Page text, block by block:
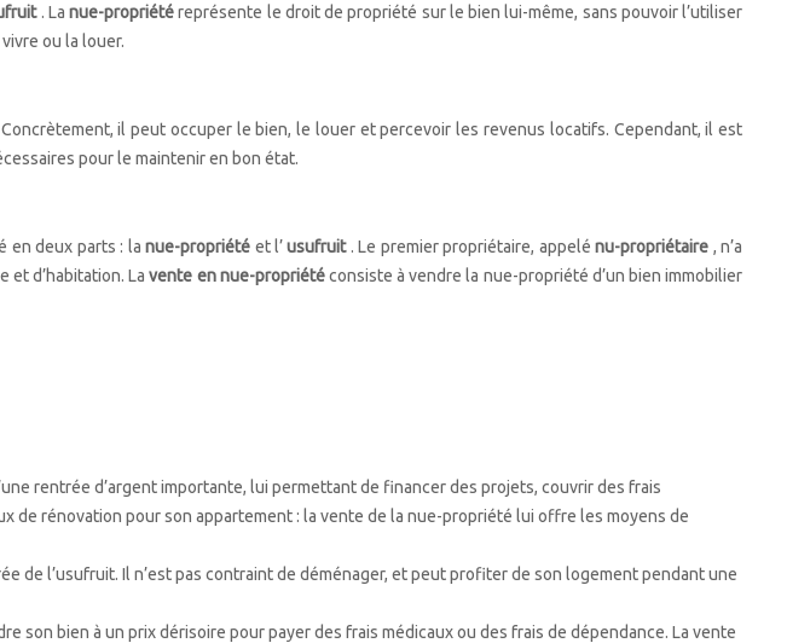
. Lanue-propriétéreprésente le droit de propriété sur le bien lui-même, sans pouvoir l’utiliser
ou la louer.
il peut occuper le bien, le louer et percevoir les revenus locatifs. Cependant, il est
pour le maintenir en bon état.
en deux parts : lanue-propriété et l’usufruit . Le premier propriétaire, appelénu-propriétaire , n’a
et d’habitation. Lavente en nue-propriétéconsiste à vendre la nue-propriété d’un bien immobilier
rentrée d’argent importante, lui permettant de financer des projets, couvrir des frais
de rénovation pour son appartement : la vente de la nue-propriété lui offre les moyens de
de l’usufruit. Il n’est pas contraint de déménager, et peut profiter de son logement pendant une
son bien à un prix dérisoire pour payer des frais médicaux ou des frais de dépendance. La vente